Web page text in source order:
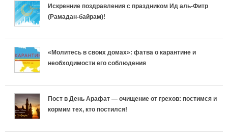
Искренние поздравления с праздником Ид аль-Фитр
(Рамадан-байрам)!
«Молитесь в своих домах»: фатва о карантине и
необходимости его соблюдения
Пост в День Арафат — очищение от грехов: постимся и
кормим тех, кто постился!